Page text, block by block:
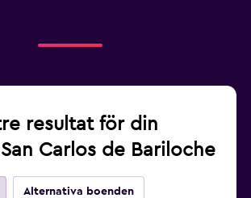
resultat för din
Carlos de Bariloche
Alternativa boenden